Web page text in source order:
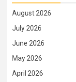
August 2026
July 2026
June 2026
May 2026
April 2026